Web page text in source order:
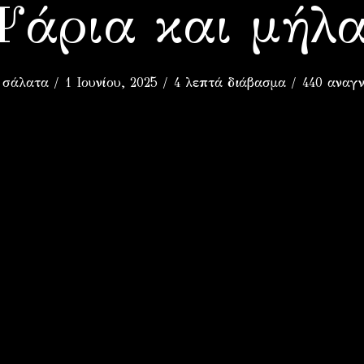
και
1 Ιουνίου, 2025 4 λεπτά διάβασμα 440